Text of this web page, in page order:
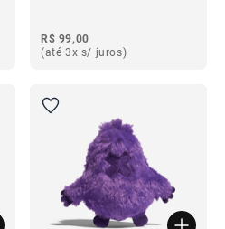
R$ 99,00
(até 3x s/ juros)